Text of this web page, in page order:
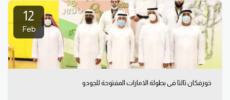
12
Feb
خورفكان ثالثا في بطولة الامارات المفتوحة للجودو